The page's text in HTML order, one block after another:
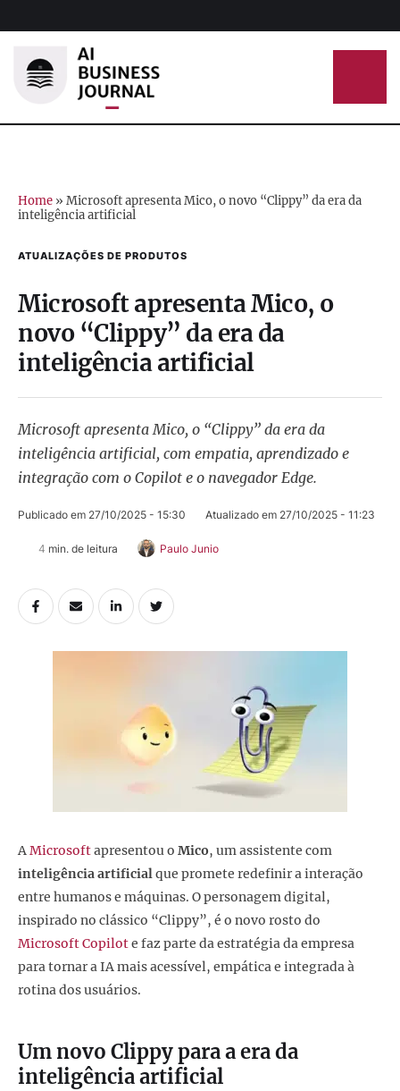
Home » Microsoft apresenta Mico, o novo “Clippy” da era da
inteligência artificial
ATUALIZAÇÕES DE PRODUTOS
Microsoft apresenta Mico, o
novo “Clippy” da era da
inteligência artificial
Microsoft apresenta Mico, o “Clippy” da era da
inteligência artificial, com empatia, aprendizado e
integração com o Copilot e o navegador Edge.
Publicado em 27/10/2025 - 15:30 Atualizado em 27/10/2025 - 11:23
4 min. de leitura Paulo Junio
AMicrosoftapresentou o Mico, um assistente com
inteligência artificialque promete redefinir a interação
entre humanos e máquinas. O personagem digital,
inspirado no clássico “Clippy”, é o novo rosto do
Microsoft Copilote faz parte da estratégia da empresa
para tornar a IA mais acessível, empática e integrada à
rotina dos usuários.
Um novo Clippy para a era da
inteligência artificial